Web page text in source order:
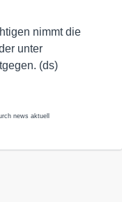
nimmt die
unter
(ds)
news aktuell